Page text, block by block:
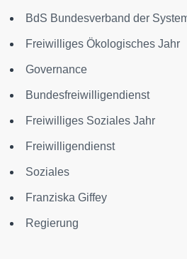
BdS Bundesverband der
Freiwilliges Ökologisches Jahr
Governance
Bundesfreiwilligendienst
Freiwilliges Soziales Jahr
Freiwilligendienst
Soziales
Franziska Giffey
Regierung